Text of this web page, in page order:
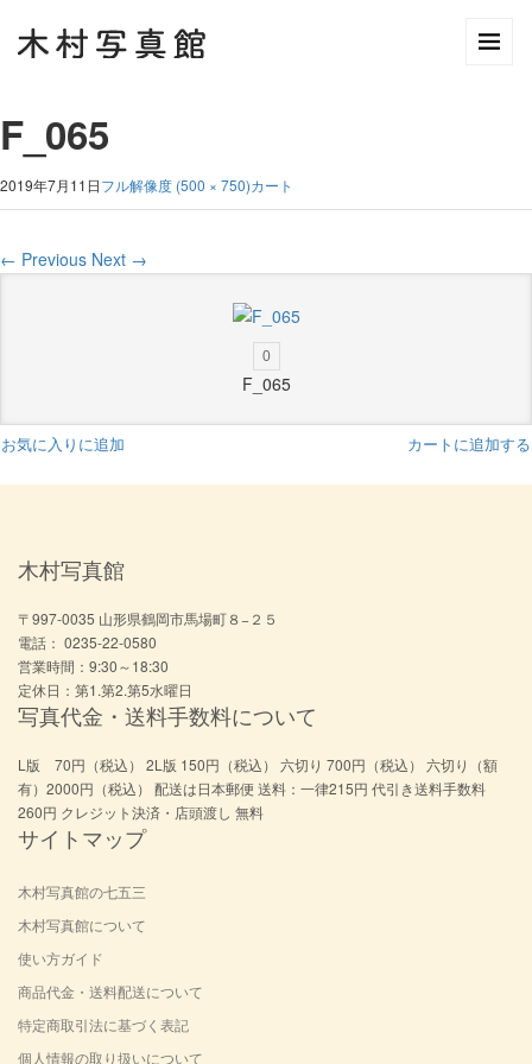
F_065
2019年7月11日フル解像度 (500 × 750)カート
← Previous Next →
0
F_065
お気に入りに追加 カートに追加する
木村写真館
〒997-0035 山形県鶴岡市馬場町８−２５
電話： 0235-22-0580
営業時間：9:30～18:30
定休日：第1.第2.第5水曜日
写真代金・送料手数料について
L版 70円（税込） 2L版 150円（税込） 六切り 700円（税込） 六切り（額
有）2000円（税込） 配送は日本郵便 送料：一律215円 代引き送料手数料
260円 クレジット決済・店頭渡し 無料
サイトマップ
木村写真館の七五三
木村写真館について
使い方ガイド
商品代金・送料配送について
特定商取引法に基づく表記
個人情報の取り扱いについて